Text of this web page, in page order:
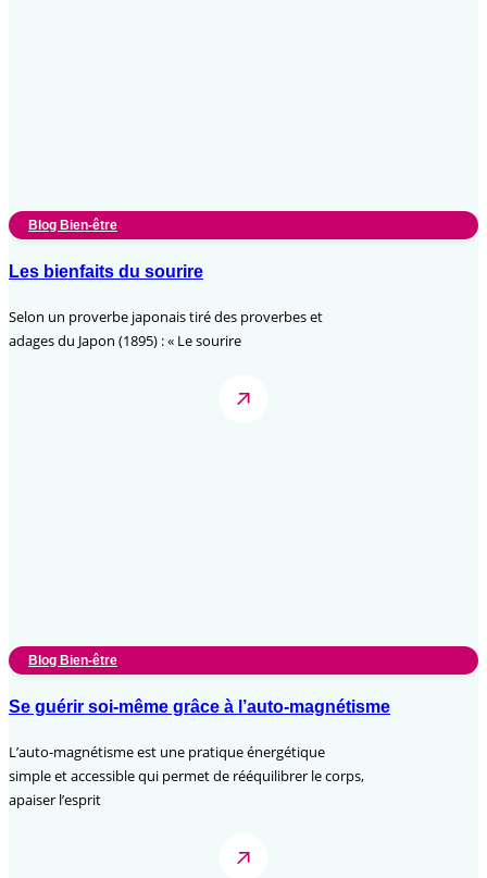
Blog Bien-être
Les bienfaits du sourire
Selon un proverbe japonais tiré des proverbes et
adages du Japon (1895) : « Le sourire
Blog Bien-être
Se guérir soi-même grâce à l’auto-magnétisme
L’auto-magnétisme est une pratique énergétique
simple et accessible qui permet de rééquilibrer le corps,
apaiser l’esprit